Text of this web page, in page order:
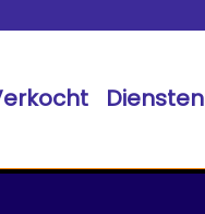
Diensten